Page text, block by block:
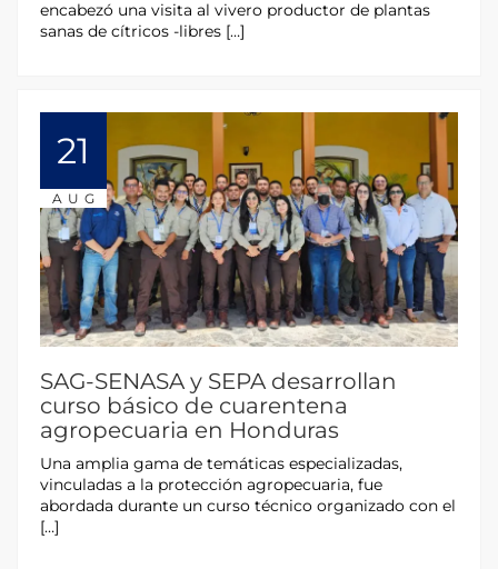
encabezó una visita al vivero productor de plantas
sanas de cítricos -libres […]
21
AUG
SAG-SENASA y SEPA desarrollan
curso básico de cuarentena
agropecuaria en Honduras
Una amplia gama de temáticas especializadas,
vinculadas a la protección agropecuaria, fue
abordada durante un curso técnico organizado con el
[…]